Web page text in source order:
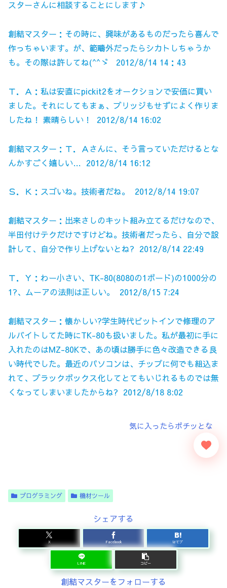
スターさんに相談することにします♪
創結マスター：その時に、興味があるものだったら喜んで
作っちゃいます。が、範疇外だったらシカトしちゃうか
も。その際は許してね(^^ゞ 2012/8/14 14：43
Ｔ．Ａ：私は安直にpickit2をオークションで安価に買い
ました。それにしてもまぁ、ブリッジもせずによく作りま
したね！ 素晴らしい！ 2012/8/14 16:02
創結マスター：Ｔ．Ａさんに、そう言っていただけるとな
んかすごく嬉しい… 2012/8/14 16:12
Ｓ．Ｋ：スゴいね。技術者だね。 2012/8/14 19:07
創結マスター：出来さしのキット組み立てるだけなので、
半田付けテクだけですけどね。技術者だったら、自分で設
計して、自分で作り上げないとね? 2012/8/14 22:49
Ｔ．Ｙ：わー小さい、TK-80(8080の1ボード)の1000分の
1?、ムーアの法則は正しい。 2012/8/15 7:24
創結マスター：懐かしい?学生時代ビットインで修理のア
ルバイトしてた時にTK-80も扱いました。私が最初に手に
入れたのはMZ-80Kで、あの頃は勝手に色々改造できる良
い時代でした。最近のパソコンは、チップに何でも組込ま
れて、ブラックボックス化してとてもいじれるものでは無
くなってしまいましたからね? 2012/8/18 8:02
プログラミング 機材ツール
シェアする
X Facebook はてブ
LINE コピー
創結マスターをフォローする